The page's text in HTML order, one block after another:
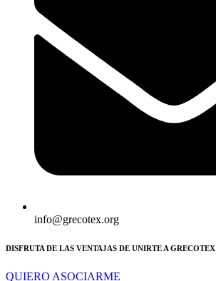
info@grecotex.org
DISFRUTA DE LAS VENTAJAS DE UNIRTE A GRECOTEX
QUIERO ASOCIARME